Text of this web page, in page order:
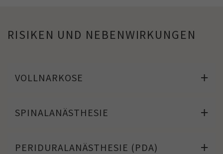
RISIKEN UND NEBENWIRKUNGEN
VOLLNARKOSE
SPINALANÄSTHESIE
PERIDURALANÄSTHESIE (PDA)